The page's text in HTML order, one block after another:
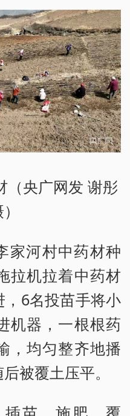
（央广网发 谢彤
家河村中药材种
拉机拉着中药材
6名投苗手将小
机器，一根根药
，均匀整齐地播
被覆土压平。